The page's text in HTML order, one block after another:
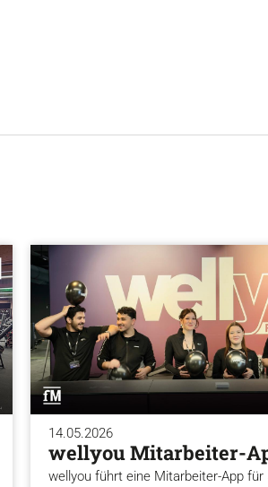
14.05.2026
wellyou Mitarbeiter-
wellyou führt eine Mitarbeiter-App für